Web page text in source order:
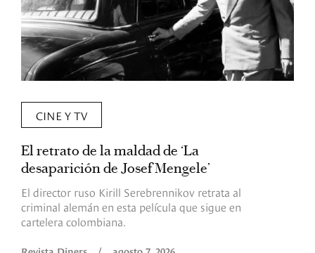
CINE Y TV
El retrato de la maldad de ‘La
desaparición de Josef Mengele’
El director ruso Kirill Serebrennikov retrata al
criminal alemán en esta película que sigue en
cartelera colombiana.